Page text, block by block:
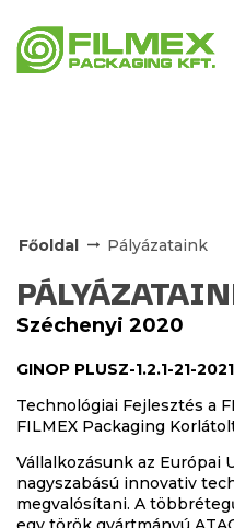
Főoldal Pályázataink
Széchenyi 2020
GINOP PLUSZ-1.2.1-21-
Technológiai Fejlesztés a
FILMEX Packaging
Vállalkozásunk az Európai
nagyszabású innovativ
megvalósítani. A